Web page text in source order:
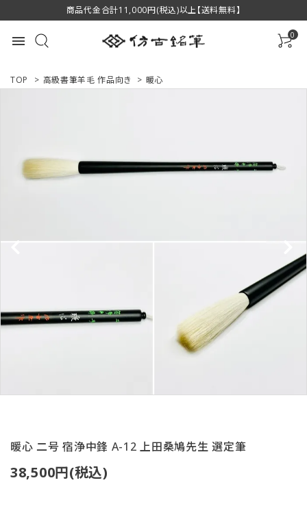
商品代金合計11,000円(税込)以上【送料無料】
menu 0
ご利用ガイド
特定商取引法について
TOP > 高級書筆羊毛 作品向き > 暖心
暖心 二号 宿浄中鋒 A-12 上田桑鳩先生 選定筆
38,500円(税込)